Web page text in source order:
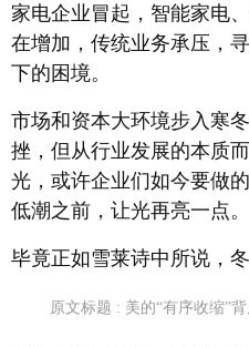
家电企业冒起，智能家电
在增加，传统业务承压，
下的困境。
市场和资本大环境步入寒
挫，但从行业发展的本质
光，或许企业们如今要做
低潮之前，让光再亮一点。
毕竟正如雪莱诗中所说，
原文标题 : 美的“有序收缩”